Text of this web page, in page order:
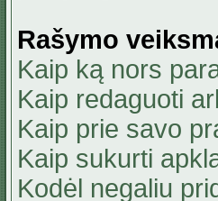
Rašymo
Kaip ką nors
Kaip redaguoti
Kaip prie savo
Kaip sukurti
Kodėl negaliu